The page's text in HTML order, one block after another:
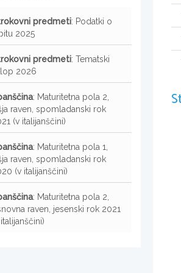
predmeti: Podatki o
2025
predmeti: Tematski
2026
: Maturitetna pola 2,
raven, spomladanski rok
(v italijanščini)
: Maturitetna pola 1,
raven, spomladanski rok
(v italijanščini)
: Maturitetna pola 2,
raven, jesenski rok 2021